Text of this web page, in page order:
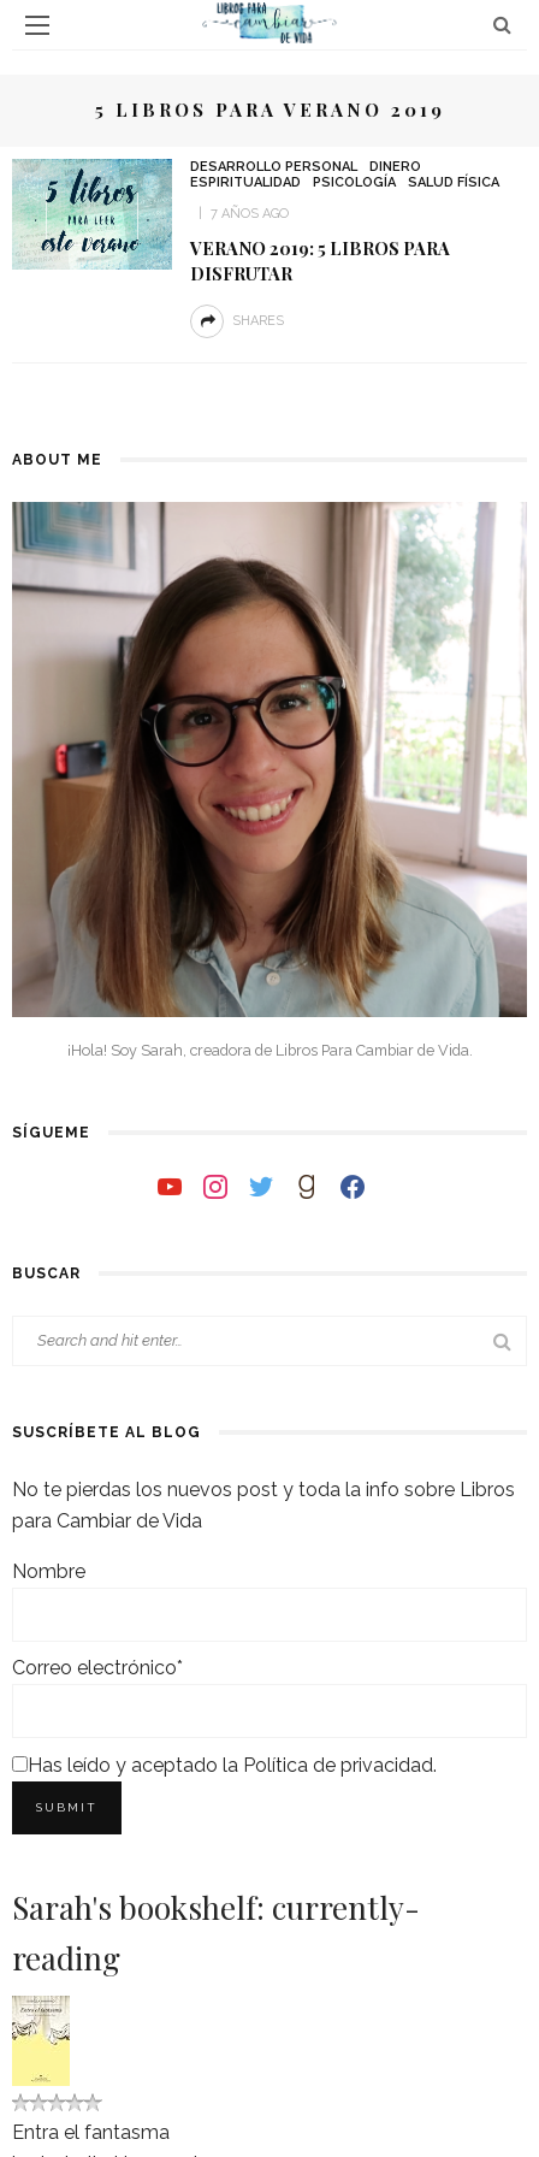
5 LIBROS PARA VERANO 2019
DESARROLLO PERSONAL
DINERO
ESPIRITUALIDAD
PSICOLOGÍA
SALUD FÍSICA
7 AÑOS AGO
VERANO 2019: 5 LIBROS PARA
DISFRUTAR
SHARES
ABOUT ME
¡Hola! Soy Sarah, creadora de Libros Para Cambiar de Vida.
SÍGUEME
youtubeinstagramtwittergoodreadsfacebook
BUSCAR
SUSCRÍBETE AL BLOG
No te pierdas los nuevos post y toda la info sobre Libros
para Cambiar de Vida
Nombre
Correo electrónico*
Has leído y aceptado la Política de privacidad.
Sarah's bookshelf: currently-
reading
Entra el fantasma